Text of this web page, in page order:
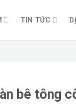
TIN TỨC
bê tông